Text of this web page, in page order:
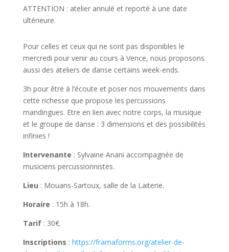
ATTENTION : atelier annulé et reporté à une date
ultérieure.
Pour celles et ceux qui ne sont pas disponibles le
mercredi pour venir au cours à Vence, nous proposons
aussi des ateliers de danse certains week-ends.
3h pour être à l’écoute et poser nos mouvements dans
cette richesse que propose les percussions
mandingues. Etre en lien avec notre corps, la musique
et le groupe de danse : 3 dimensions et des possibilités
infinies !
Intervenante : Sylvaine Anani accompagnée de
musiciens percussionnistes.
Lieu : Mouans-Sartoux, salle de la Laiterie.
Horaire : 15h à 18h.
Tarif: 30€.
Inscriptions : https://framaforms.org/atelier-de-